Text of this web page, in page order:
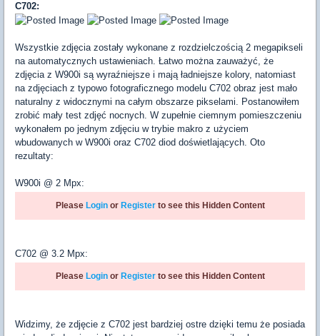
C702:
Wszystkie zdjęcia zostały wykonane z rozdzielczością 2 megapikseli
na automatycznych ustawieniach. Łatwo można zauważyć, że
zdjęcia z W900i są wyraźniejsze i mają ładniejsze kolory, natomiast
na zdjęciach z typowo fotograficznego modelu C702 obraz jest mało
naturalny z widocznymi na całym obszarze pikselami. Postanowiłem
zrobić mały test zdjęć nocnych. W zupełnie ciemnym pomieszczeniu
wykonałem po jednym zdjęciu w trybie makro z użyciem
wbudowanych w W900i oraz C702 diod doświetlających. Oto
rezultaty:
W900i @ 2 Mpx:
Please Loginor Registerto see this Hidden Content
C702 @ 3.2 Mpx:
Please Loginor Registerto see this Hidden Content
Widzimy, że zdjęcie z C702 jest bardziej ostre dzięki temu że posiada